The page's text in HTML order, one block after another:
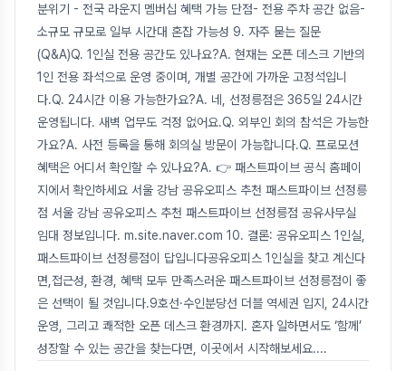
분위기 - 전국 라운지 멤버십 혜택 가능 단점- 전용 주차 공간 없음-
소규모 규모로 일부 시간대 혼잡 가능성 9. 자주 묻는 질문
(Q&A)Q. 1인실 전용 공간도 있나요?A. 현재는 오픈 데스크 기반의
1인 전용 좌석으로 운영 중이며, 개별 공간에 가까운 고정석입니
다.Q. 24시간 이용 가능한가요?A. 네, 선정릉점은 365일 24시간
운영됩니다. 새벽 업무도 걱정 없어요.Q. 외부인 회의 참석은 가능한
가요?A. 사전 등록을 통해 회의실 방문이 가능합니다.Q. 프로모션
혜택은 어디서 확인할 수 있나요?A. 👉 패스트파이브 공식 홈페이
지에서 확인하세요 서울 강남 공유오피스 추천 패스트파이브 선정릉
점 서울 강남 공유오피스 추천 패스트파이브 선정릉점 공유사무실
임대 정보입니다. m.site.naver.com 10. 결론: 공유오피스 1인실,
패스트파이브 선정릉점이 답입니다공유오피스 1인실을 찾고 계신다
면,접근성, 환경, 혜택 모두 만족스러운 패스트파이브 선정릉점이 좋
은 선택이 될 것입니다.9호선·수인분당선 더블 역세권 입지, 24시간
운영, 그리고 쾌적한 오픈 데스크 환경까지. 혼자 일하면서도 ‘함께’
성장할 수 있는 공간을 찾는다면, 이곳에서 시작해보세요....